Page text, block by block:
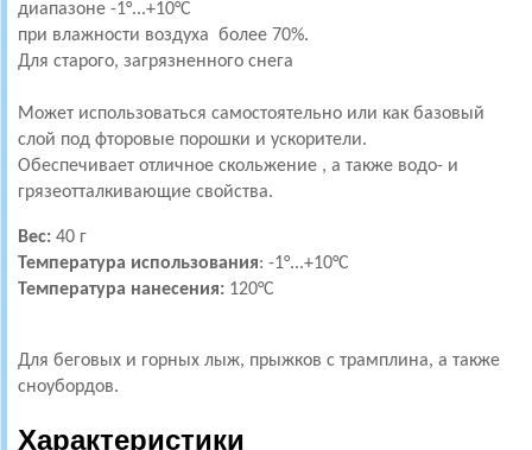
диапазоне -1°...+10°C
при влажности воздуха более 70%.
Для старого, загрязненного снега
Может использоваться самостоятельно или как базовый
слой под фторовые порошки и ускорители.
Обеспечивает отличное скольжение , а также водо- и
грязеотталкивающие свойства.
Вес: 40 г
Температура использования: -1°...+10°C
Температура нанесения: 120°C
Для беговых и горных лыж, прыжков с трамплина, а также
сноубордов.
Характеристики